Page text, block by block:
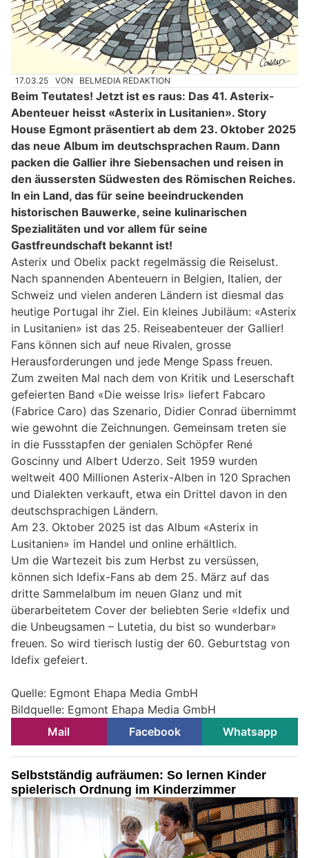
17.03.25 VON BELMEDIA REDAKTION
Beim Teutates! Jetzt ist es raus: Das 41. Asterix-
Abenteuer heisst «Asterix in Lusitanien». Story
House Egmont präsentiert ab dem 23. Oktober 2025
das neue Album im deutschsprachen Raum. Dann
packen die Gallier ihre Siebensachen und reisen in
den äussersten Südwesten des Römischen Reiches.
In ein Land, das für seine beeindruckenden
historischen Bauwerke, seine kulinarischen
Spezialitäten und vor allem für seine
Gastfreundschaft bekannt ist!
Asterix und Obelix packt regelmässig die Reiselust.
Nach spannenden Abenteuern in Belgien, Italien, der
Schweiz und vielen anderen Ländern ist diesmal das
heutige Portugal ihr Ziel. Ein kleines Jubiläum: «Asterix
in Lusitanien» ist das 25. Reiseabenteuer der Gallier!
Fans können sich auf neue Rivalen, grosse
Herausforderungen und jede Menge Spass freuen.
Zum zweiten Mal nach dem von Kritik und Leserschaft
gefeierten Band «Die weisse Iris» liefert Fabcaro
(Fabrice Caro) das Szenario, Didier Conrad übernimmt
wie gewohnt die Zeichnungen. Gemeinsam treten sie
in die Fussstapfen der genialen Schöpfer René
Goscinny und Albert Uderzo. Seit 1959 wurden
weltweit 400 Millionen Asterix-Alben in 120 Sprachen
und Dialekten verkauft, etwa ein Drittel davon in den
deutschsprachigen Ländern.
Am 23. Oktober 2025 ist das Album «Asterix in
Lusitanien» im Handel und online erhältlich.
Um die Wartezeit bis zum Herbst zu versüssen,
können sich Idefix-Fans ab dem 25. März auf das
dritte Sammelalbum im neuen Glanz und mit
überarbeitetem Cover der beliebten Serie «Idefix und
die Unbeugsamen – Lutetia, du bist so wunderbar»
freuen. So wird tierisch lustig der 60. Geburtstag von
Idefix gefeiert.
Quelle: Egmont Ehapa Media GmbH
Bildquelle: Egmont Ehapa Media GmbH
Mail
Facebook Whatsapp
Selbstständig aufräumen: So lernen Kinder
spielerisch Ordnung im Kinderzimmer